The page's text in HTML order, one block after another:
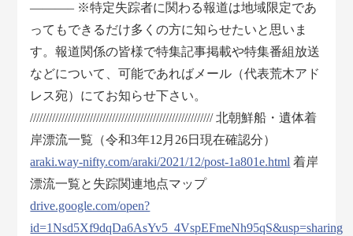
———– ※特定失踪者に関わる報道は地域限定であ
ってもできるだけ多くの方に知らせたいと思いま
す。報道関係の皆様で特集記事掲載や特集番組放送
などについて、可能であればメール（代表荒木アド
レス宛）にてお知らせ下さい。
////////////////////////////////////////////////////////// 北朝鮮船・遺体着
岸漂流一覧（令和3年12月26日現在確認分）
araki.way-nifty.com/araki/2021/12/post-1a801e.html 着岸
漂流一覧と失踪関連地点マップ
drive.google.com/open?
id=1Nsd5Xf9dqDa6AsYv5_4VspEFmeNh95qS&usp=sharing